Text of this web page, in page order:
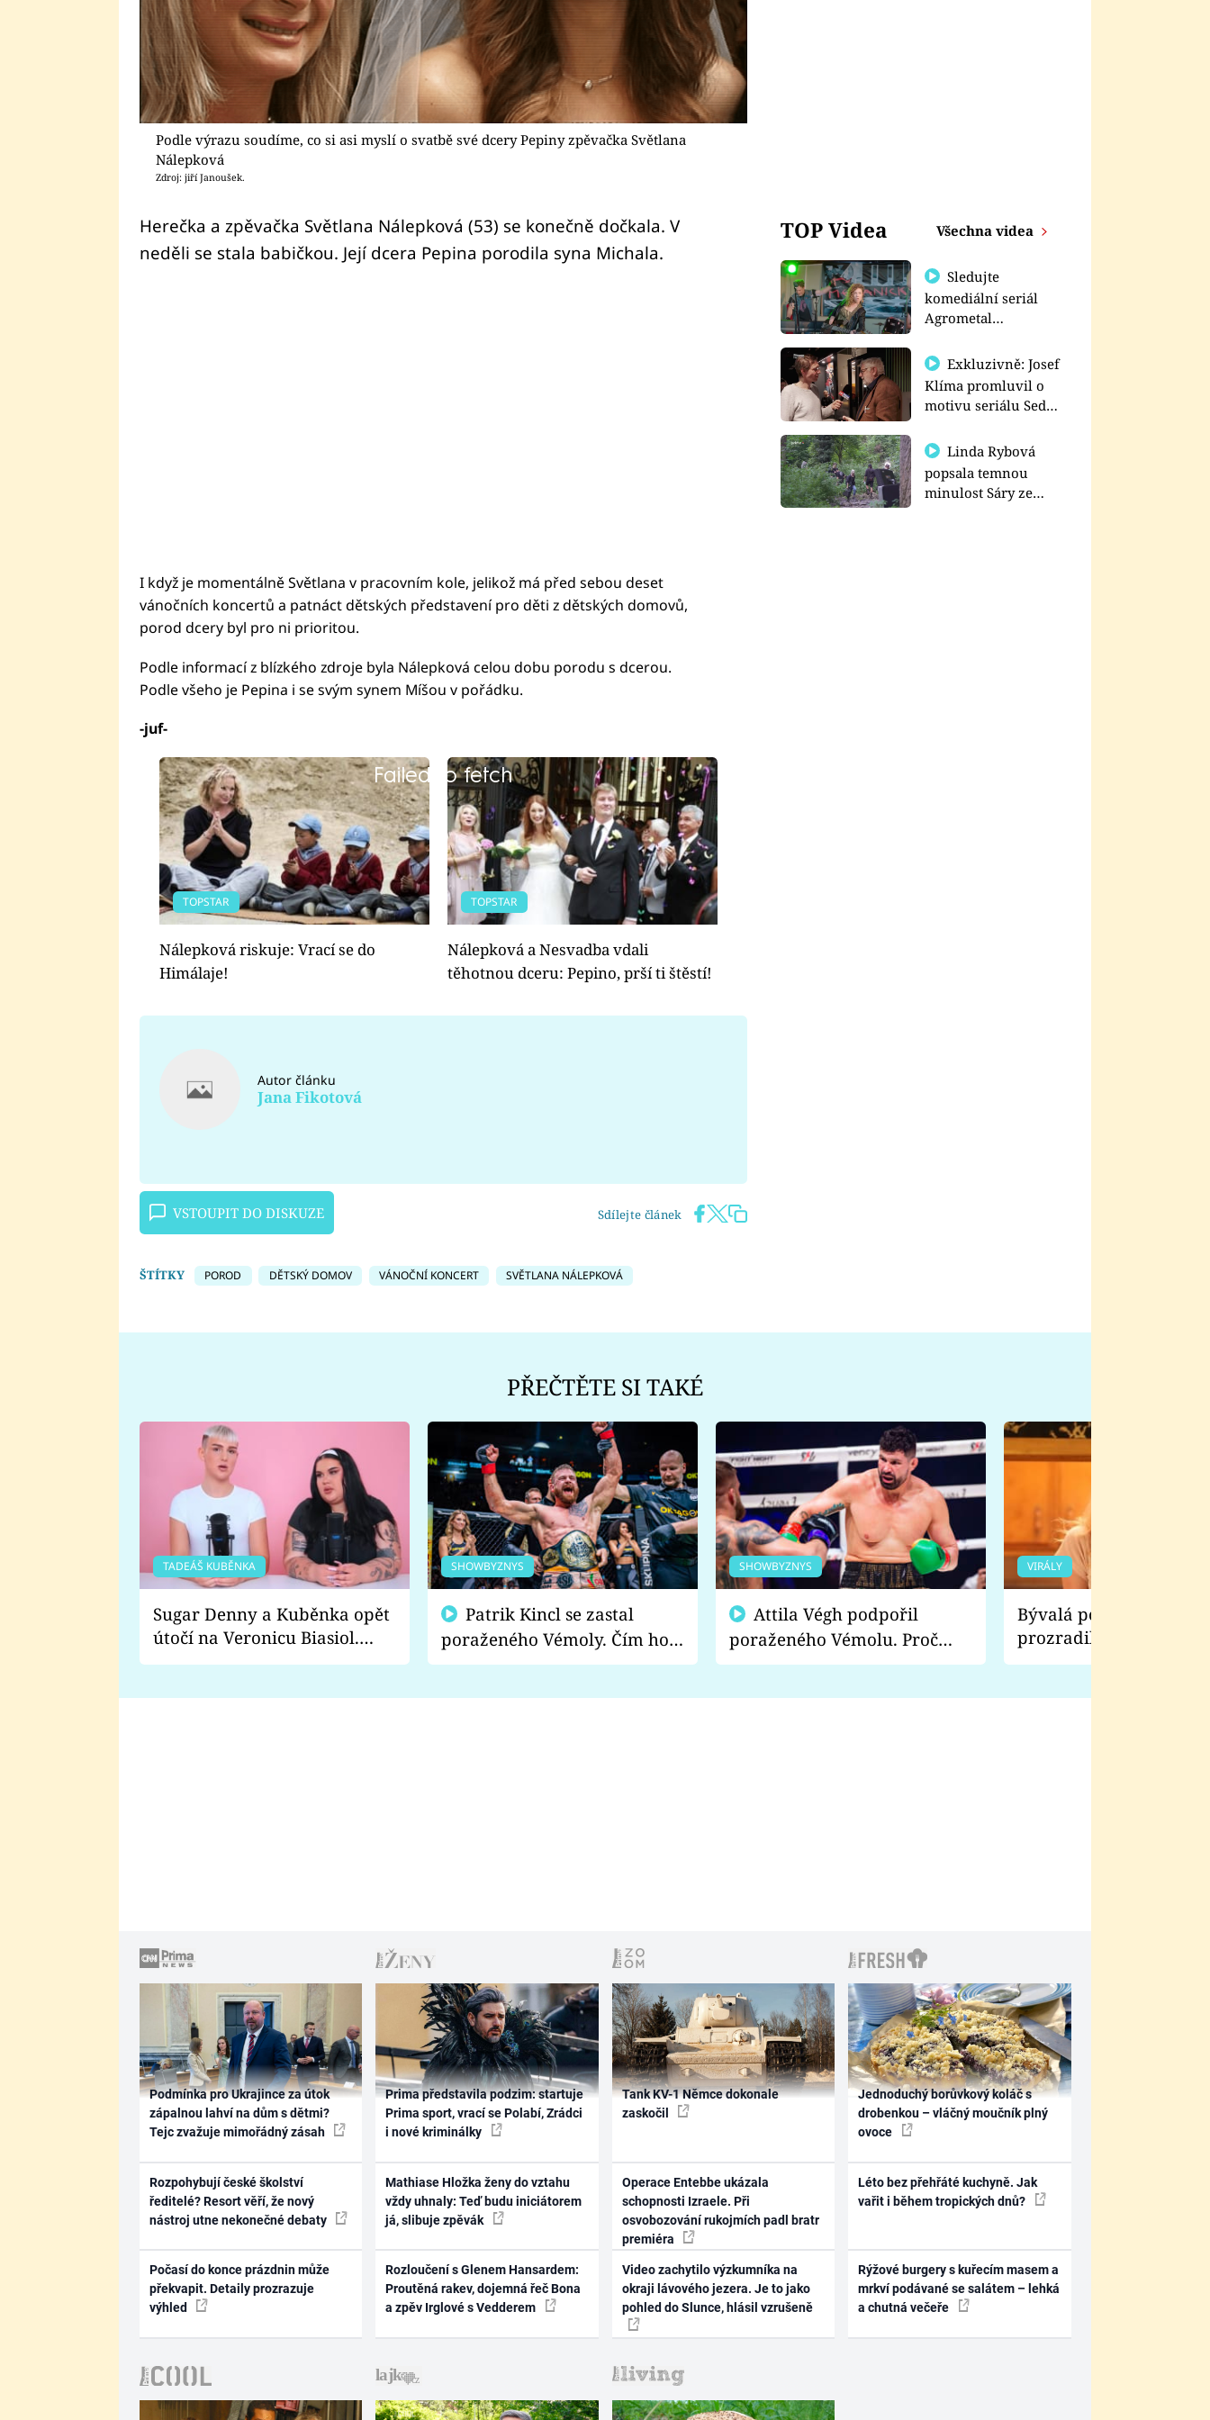
Podle výrazu soudíme, co si asi myslí o svatbě své dcery Pepiny zpěvačka Světlana
Nálepková
Zdroj: jiří Janoušek.
Herečka a zpěvačka Světlana Nálepková (53) se konečně dočkala. V
neděli se stala babičkou. Její dcera Pepina porodila syna Michala.
I když je momentálně Světlana v pracovním kole, jelikož má před sebou deset
vánočních koncertů a patnáct dětských představení pro děti z dětských domovů,
porod dcery byl pro ni prioritou.
Podle informací z blízkého zdroje byla Nálepková celou dobu porodu s dcerou.
Podle všeho je Pepina i se svým synem Míšou v pořádku.
-juf-
Failed to fetch
TOPSTAR
Nálepková riskuje: Vrací se do
Himálaje!
TOPSTAR
Nálepková a Nesvadba vdali
těhotnou dceru: Pepino, prší ti štěstí!
Autor článku
Jana Fikotová
VSTOUPIT DO DISKUZE Sdílejte článek
ŠTÍTKY POROD DĚTSKÝ DOMOV VÁNOČNÍ KONCERT SVĚTLANA NÁLEPKOVÁ
TOP Videa Všechna videa
Sledujte
komediální seriál
Agrometal
prima+
Exkluzivně: Josef
Klíma promluvil o
motivu seriálu Sedm
Linda Rybová
popsala temnou
minulost Sáry ze
PŘEČTĚTE SI TAKÉ
TADEÁŠ KUBĚNKA
Sugar Denny a Kuběnka opět
útočí na Veronicu Biasiol.
Proč je podle nich falešná a
SHOWBYZNYS
poraženého Vémoly. Čím ho
fanoušci naštvali?
SHOWBYZNYS
poraženého Vémolu. Proč
chce raději zápasit s ním než
VIRÁLY
Bývalá pornoherečka
prozradila, co ji
natáčení Euforie.
Podmínka pro Ukrajince za útok
zápalnou lahví na dům s dětmi?
Tejc zvažuje mimořádný zásah
Rozpohybují české školství
ředitelé? Resort věří, že nový
nástroj utne nekonečné debaty
Počasí do konce prázdnin může
překvapit. Detaily prozrazuje
výhled
Prima představila podzim: startuje
Prima sport, vrací se Polabí, Zrádci
i nové kriminálky
Mathiase Hložka ženy do vztahu
vždy uhnaly: Teď budu iniciátorem
já, slibuje zpěvák
Rozloučení s Glenem Hansardem:
Proutěná rakev, dojemná řeč Bona
a zpěv Irglové s Vedderem
Tank KV-1 Němce dokonale
zaskočil
Operace Entebbe ukázala
schopnosti Izraele. Při
osvobozování rukojmích padl bratr
premiéra
Video zachytilo výzkumníka na
okraji lávového jezera. Je to jako
pohled do Slunce, hlásil vzrušeně
Jednoduchý borůvkový koláč s
drobenkou – vláčný moučník plný
ovoce
Léto bez přehřáté kuchyně. Jak
vařit i během tropických dnů?
Rýžové burgery s kuřecím masem a
mrkví podávané se salátem – lehká
a chutná večeře